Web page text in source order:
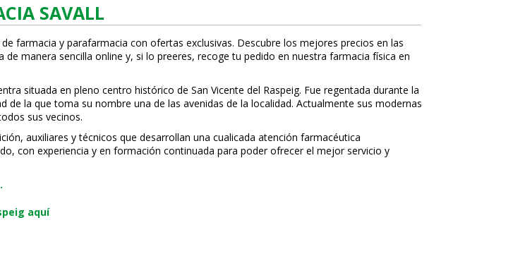
SAVALL
farmacia y parafarmacia con ofertas exclusivas. Descubre los mejores precios en las
manera sencilla online y, si lo prefieres, recoge tu pedido en nuestra farmacia física en
situada en pleno centro histórico de San Vicente del Raspeig. Fue regentada durante la
de la que toma su nombre una de las avenidas de la localidad. Actualmente sus modernas
sus vecinos.
auxiliares y técnicos que desarrollan una cualificada atención farmacéutica
con experiencia y en formación continuada para poder ofrecer el mejor servicio y
aquí